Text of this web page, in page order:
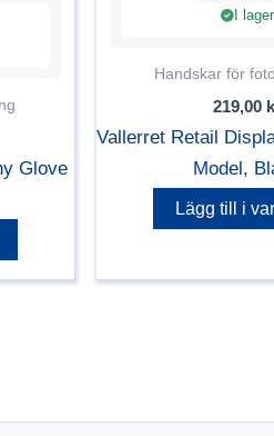
Glove
I lager
Handskar för
219,00
Vallerret Retail
Model,
Lägg till i